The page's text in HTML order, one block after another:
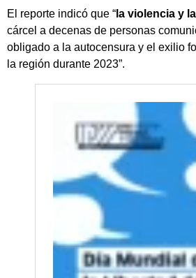
El reporte indicó que “ la violencia y
cárcel a decenas de personas
obligado a la autocensura y el exilio
la región durante 2023”.